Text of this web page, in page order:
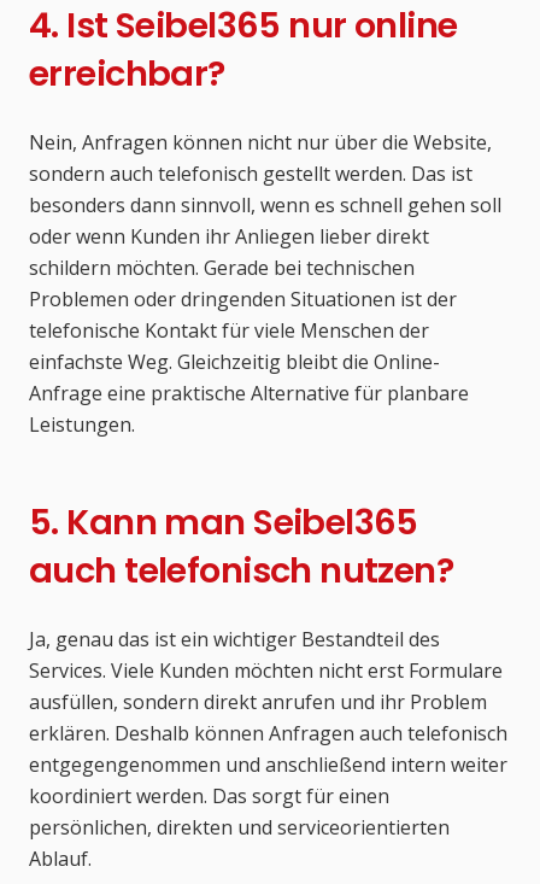
4. Ist Seibel365 nur online
erreichbar?
Nein, Anfragen können nicht nur über die Website,
sondern auch telefonisch gestellt werden. Das ist
besonders dann sinnvoll, wenn es schnell gehen soll
oder wenn Kunden ihr Anliegen lieber direkt
schildern möchten. Gerade bei technischen
Problemen oder dringenden Situationen ist der
telefonische Kontakt für viele Menschen der
einfachste Weg. Gleichzeitig bleibt die Online-
Anfrage eine praktische Alternative für planbare
Leistungen.
5. Kann man Seibel365
auch telefonisch nutzen?
Ja, genau das ist ein wichtiger Bestandteil des
Services. Viele Kunden möchten nicht erst Formulare
ausfüllen, sondern direkt anrufen und ihr Problem
erklären. Deshalb können Anfragen auch telefonisch
entgegengenommen und anschließend intern weiter
koordiniert werden. Das sorgt für einen
persönlichen, direkten und serviceorientierten
Ablauf.